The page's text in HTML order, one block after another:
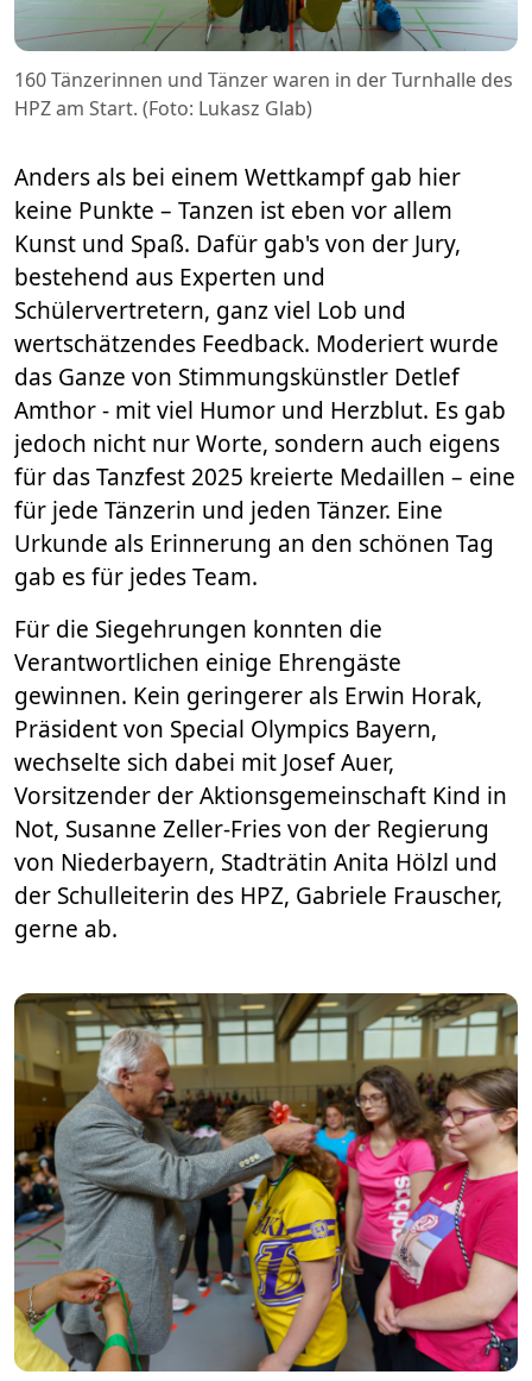
160 Tänzerinnen und Tänzer waren in der Turnhalle des
HPZ am Start. (Foto: Lukasz Glab)
Anders als bei einem Wettkampf gab hier
keine Punkte – Tanzen ist eben vor allem
Kunst und Spaß. Dafür gab's von der Jury,
bestehend aus Experten und
Schülervertretern, ganz viel Lob und
wertschätzendes Feedback. Moderiert wurde
das Ganze von Stimmungskünstler Detlef
Amthor - mit viel Humor und Herzblut. Es gab
jedoch nicht nur Worte, sondern auch eigens
für das Tanzfest 2025 kreierte Medaillen – eine
für jede Tänzerin und jeden Tänzer. Eine
Urkunde als Erinnerung an den schönen Tag
gab es für jedes Team.
Für die Siegehrungen konnten die
Verantwortlichen einige Ehrengäste
gewinnen. Kein geringerer als Erwin Horak,
Präsident von Special Olympics Bayern,
wechselte sich dabei mit Josef Auer,
Vorsitzender der Aktionsgemeinschaft Kind in
Not, Susanne Zeller-Fries von der Regierung
von Niederbayern, Stadträtin Anita Hölzl und
der Schulleiterin des HPZ, Gabriele Frauscher,
gerne ab.